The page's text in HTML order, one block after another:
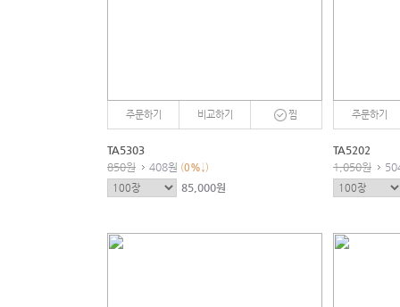
주문하기 비교하기 찜
TA5303
850원
408원 (0%↓)
85,000원
주문하기
TA5202
1,050원